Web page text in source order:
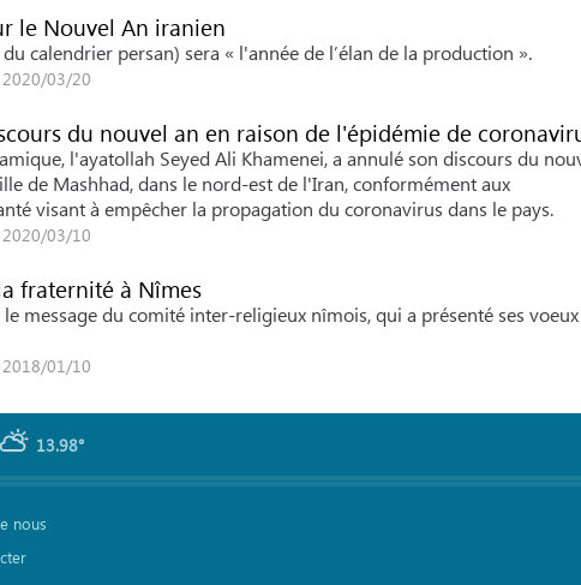
le Nouvel An iranien
calendrier persan) sera « l'année de l’élan de la production ».
03/20
du nouvel an en raison de l'épidémie de
l'ayatollah Seyed Ali Khamenei, a annulé son discours du
de Mashhad, dans le nord-est de l'Iran, conformément aux
visant à empêcher la propagation du coronavirus dans le pays.
03/10
fraternité à Nîmes
le message du comité inter-religieux nîmois, qui a présenté ses
01/10
13.98°
nous